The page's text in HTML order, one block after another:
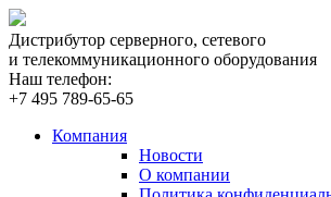
Дистрибутор серверного, сетевого
и телекоммуникационного оборудования
Наш телефон:
+7 495 789-65-65
Компания
Новости
О компании